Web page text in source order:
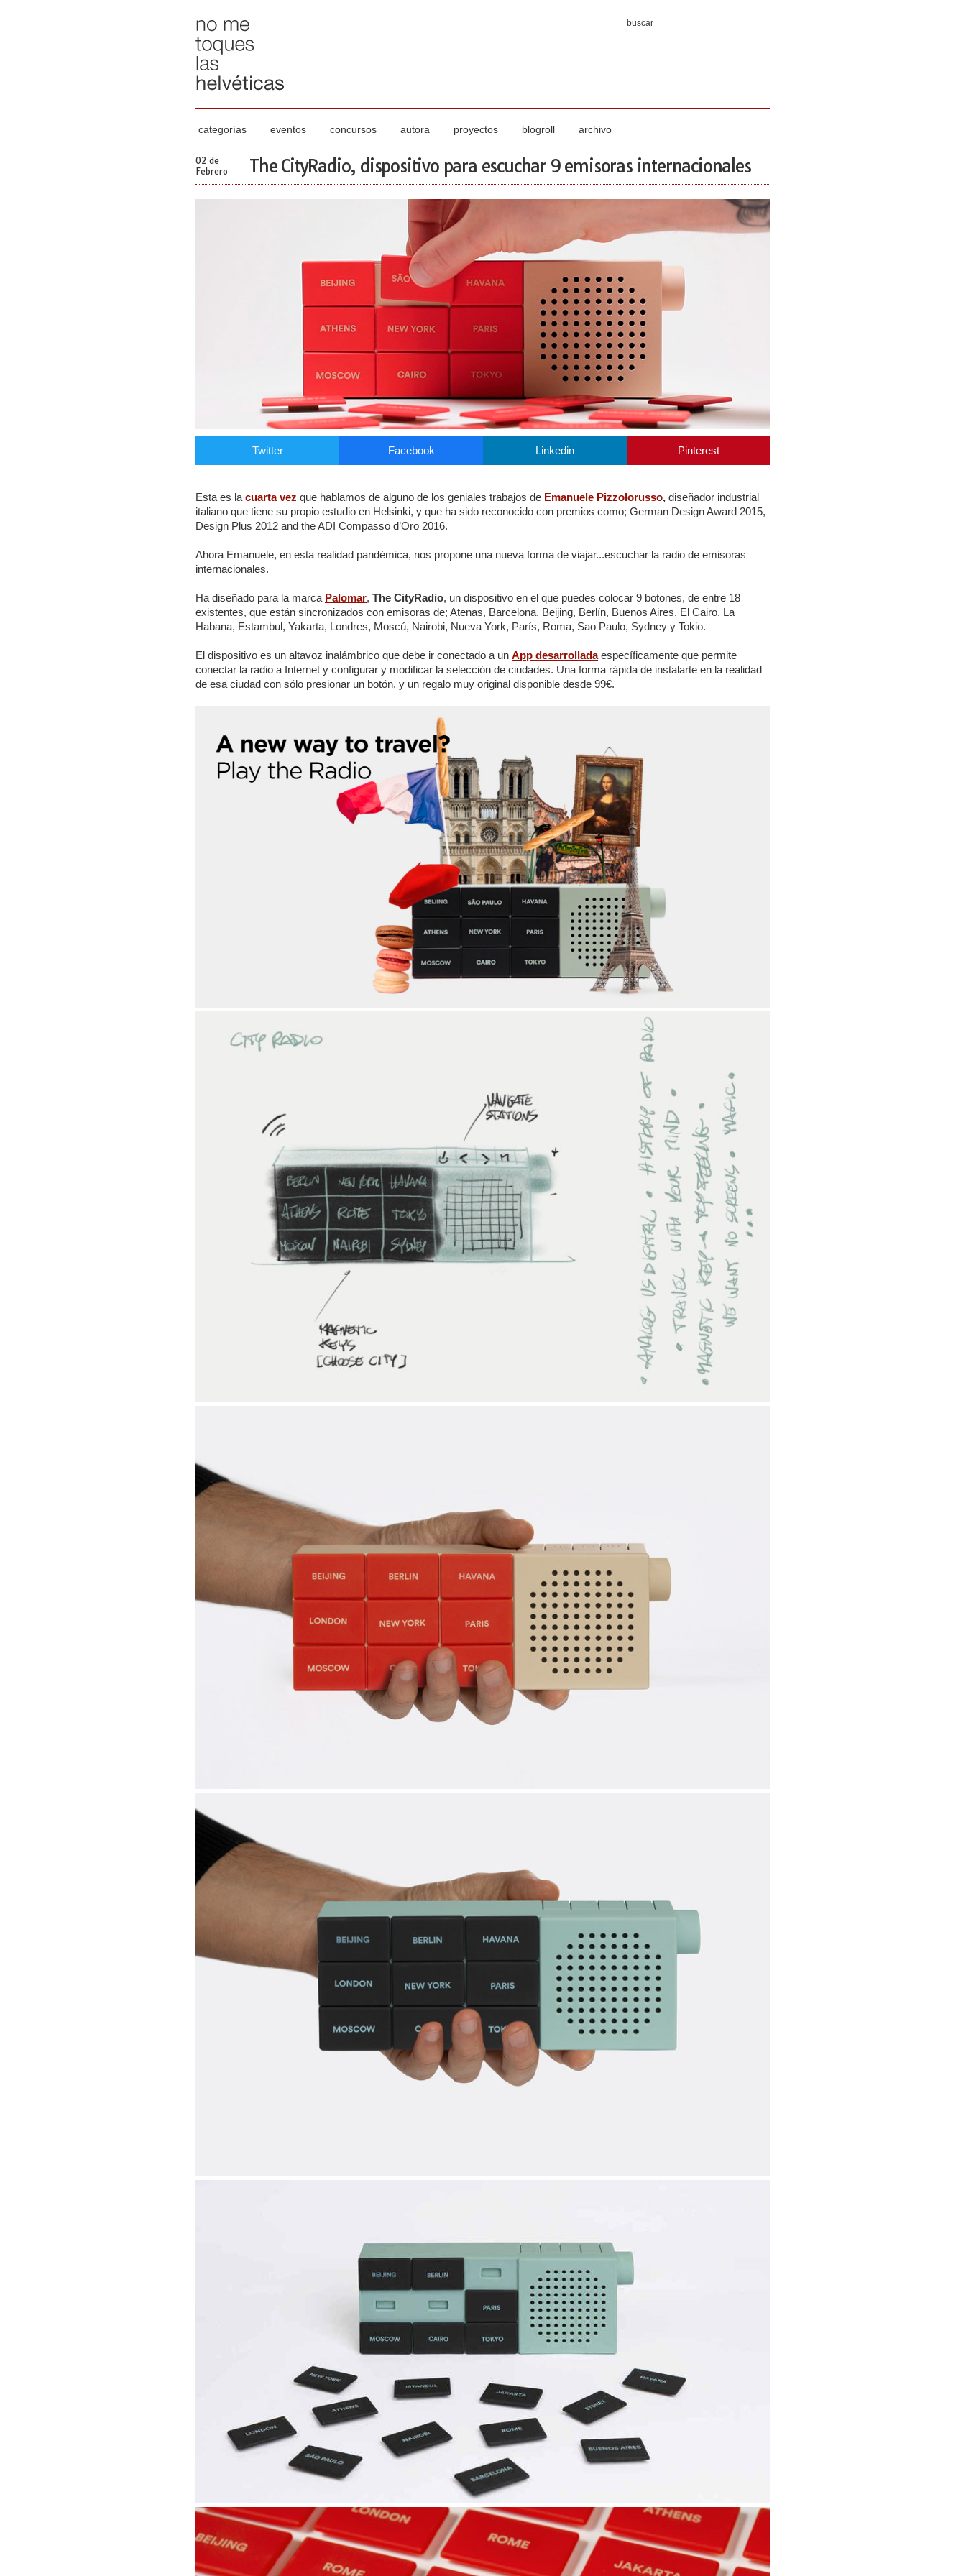
categorías eventos concursos autora proyectos blogroll archivo
02 de
Febrero
The CityRadio, dispositivo para escuchar 9 emisoras internacionales
Twitter Facebook Linkedin Pinterest
Esta es la cuarta vez que hablamos de alguno de los geniales trabajos de Emanuele Pizzolorusso, diseñador industrial
italiano que tiene su propio estudio en Helsinki, y que ha sido reconocido con premios como; German Design Award 2015,
Design Plus 2012 and the ADI Compasso d’Oro 2016.
Ahora Emanuele, en esta realidad pandémica, nos propone una nueva forma de viajar...escuchar la radio de emisoras
internacionales.
Ha diseñado para la marca Palomar, The CityRadio, un dispositivo en el que puedes colocar 9 botones, de entre 18
existentes, que están sincronizados con emisoras de; Atenas, Barcelona, ​​Beijing, Berlín, Buenos Aires, El Cairo, La
Habana, Estambul, Yakarta, Londres, Moscú, Nairobi, Nueva York, París, Roma, Sao Paulo, Sydney y Tokio.
El dispositivo es un altavoz inalámbrico que debe ir conectado a un App desarrolladaespecíficamente que permite
conectar la radio a Internet y configurar y modificar la selección de ciudades. Una forma rápida de instalarte en la realidad
de esa ciudad con sólo presionar un botón, y un regalo muy original disponible desde 99€.